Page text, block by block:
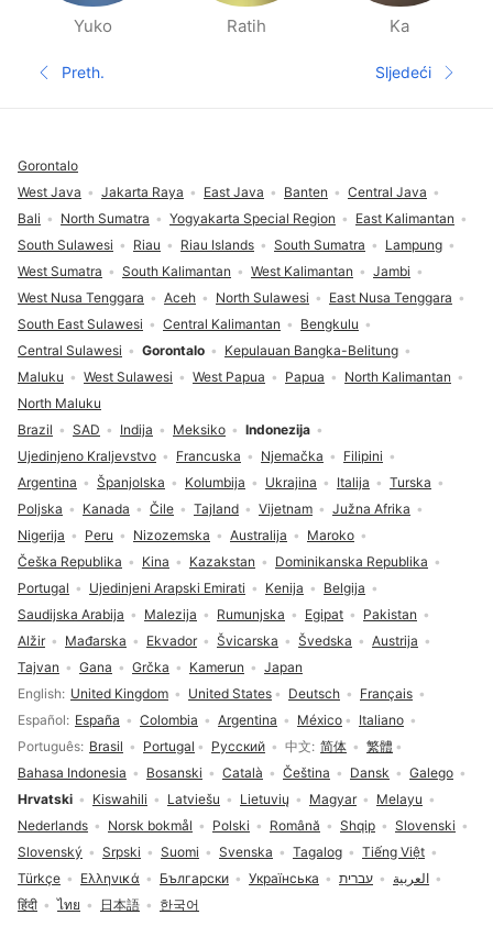
Yuko Ratih Ka
Stranice ljudi u blizini
Prethodna stranica
Preth.
Sljedeća
Sljedeći
Odabir jezika
English United Kingdom United States Deutsch
Français
Español
España Colombia Argentina México
Italiano
Português Brasil Portugal Русский 中文 简体
繁體
Bahasa Indonesia
Bosanski Català Čeština Dansk
Galego
Hrvatski
Kiswahili Latviešu Lietuvių Magyar
Melayu
Nederlands
Norsk bokmål Polski Română Shqip
Slovenski
Slovenský
Srpski Suomi Svenska Tagalog
Tiếng Việt
Türkçe
Ελληνικά Български Українська עברית
العربية
हिंदी
ไทย 日本語 한국어
Brazil SAD Indija Meksiko
Indonezija
Ujedinjeno Kraljevstvo
Francuska Njemačka
Filipini
Argentina
Španjolska Kolumbija Ukrajina Italija
Turska
Poljska
Kanada Čile Tajland Vijetnam
Južna Afrika
Nigerija
Peru Nizozemska Australija
Maroko
Češka Republika
Kina Kazakstan
Dominikanska Republika
Portugal
Ujedinjeni Arapski Emirati Kenija
Belgija
Saudijska Arabija
Malezija Rumunjska Egipat
Pakistan
Alžir
Mađarska Ekvador Švicarska Švedska
Austrija
Tajvan
Gana Grčka Kamerun Japan
West Java Jakarta Raya East Java Banten
Central Java
Bali
North Sumatra Yogyakarta Special Region
East Kalimantan
South Sulawesi
Riau Riau Islands South Sumatra
Lampung
West Sumatra
South Kalimantan West Kalimantan
Jambi
West Nusa Tenggara
Aceh North Sulawesi
East Nusa Tenggara
South East Sulawesi
Central Kalimantan
Bengkulu
Central Sulawesi
Gorontalo
Kepulauan Bangka-Belitung
Maluku
West Sulawesi West Papua Papua
North Kalimantan
North Maluku
Gorontalo